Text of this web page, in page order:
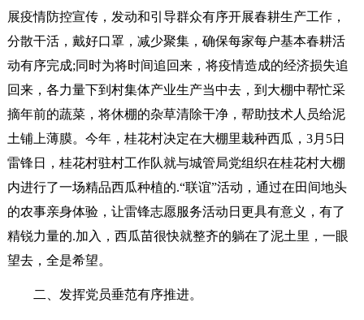
展疫情防控宣传，发动和引导群众有序开展春耕生产工作，
分散干活，戴好口罩，减少聚集，确保每家每户基本春耕活
动有序完成;同时为将时间追回来，将疫情造成的经济损失追
回来，各力量下到村集体产业生产当中去，到大棚中帮忙采
摘年前的蔬菜，将休棚的杂草清除干净，帮助技术人员给泥
土铺上薄膜。今年，桂花村决定在大棚里栽种西瓜，3月5日
雷锋日，桂花村驻村工作队就与城管局党组织在桂花村大棚
内进行了一场精品西瓜种植的.“联谊”活动，通过在田间地头
的农事亲身体验，让雷锋志愿服务活动日更具有意义，有了
精锐力量的.加入，西瓜苗很快就整齐的躺在了泥土里，一眼
望去，全是希望。
二、发挥党员垂范有序推进。